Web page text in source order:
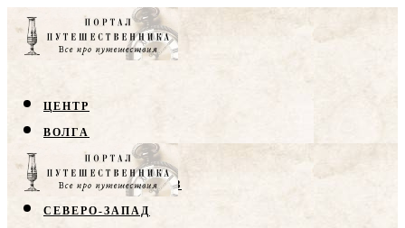
ЦЕНТР
ВОЛГА
КРЫМ
СЕВЕРНЫЙ КАВКАЗ
СЕВЕРО-ЗАПАД